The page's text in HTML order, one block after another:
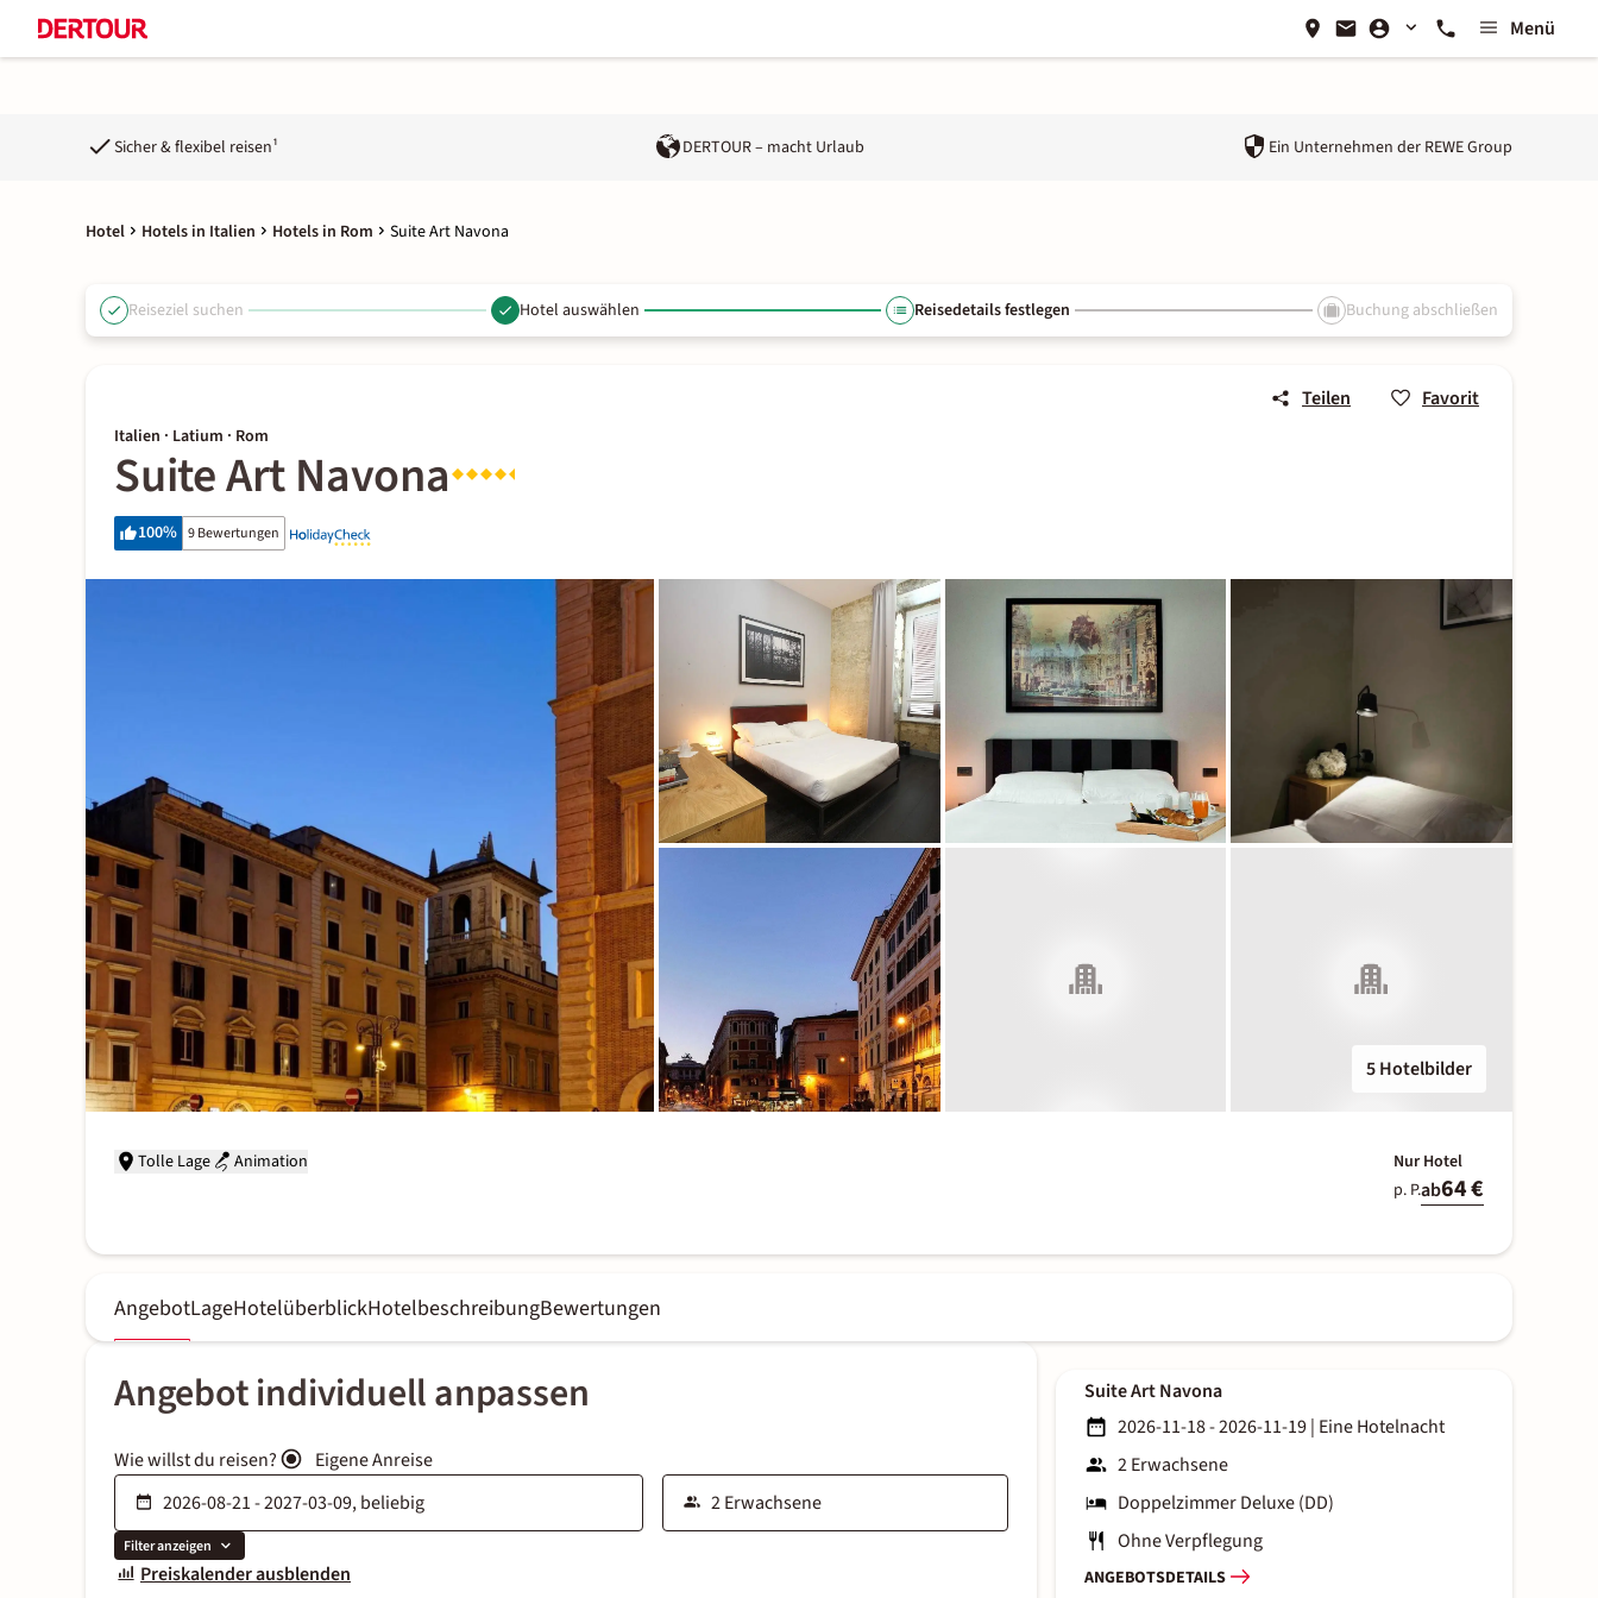
Menü
Sicher & flexibel reisen¹ DERTOUR – macht Urlaub Ein Unternehmen der REWE Group
Hotel Hotels in Italien Hotels in Rom Suite Art Navona
Reiseziel suchen Hotel auswählen Reisedetails festlegen Buchung abschließen
Teilen Favorit
Italien · Latium · Rom
Suite Art Navona
100% 9 Bewertungen
5 Hotelbilder
Tolle Lage Animation
Nur Hotel
p. P.ab64 €
AngebotLageHotelüberblickHotelbeschreibungBewertungen
Angebot individuell anpassen
Wie willst du reisen? Eigene Anreise
Filter anzeigen
Preiskalender ausblenden
Suite Art Navona
2026-11-18 - 2026-11-19| Eine Hotelnacht
2 Erwachsene
Doppelzimmer Deluxe (DD)
Ohne Verpflegung
ANGEBOTSDETAILS